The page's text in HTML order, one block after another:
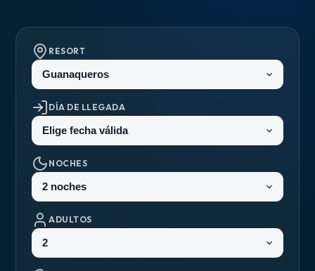
RESORT
DÍA DE LLEGADA
NOCHES
ADULTOS